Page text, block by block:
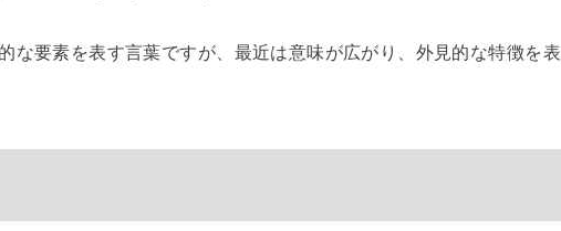
な要素を表す言葉ですが、最近は意味が広がり、外見的な特徴を表